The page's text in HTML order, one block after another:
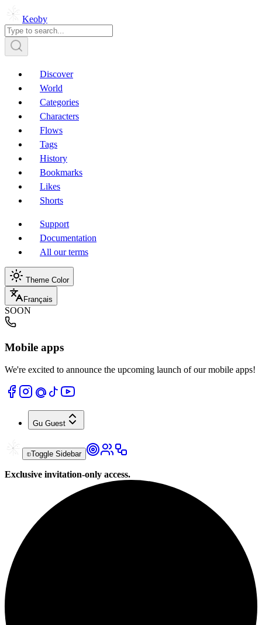
Keoby
Discover
World
Categories
Characters
Flows
Tags
History
Bookmarks
Likes
Shorts
Support
Documentation
All our terms
Theme Color
Français
SOON
Mobile apps
We're excited to announce the upcoming launch of our mobile apps!
Gu Guest
Toggle Sidebar
Exclusive invitation-only access.